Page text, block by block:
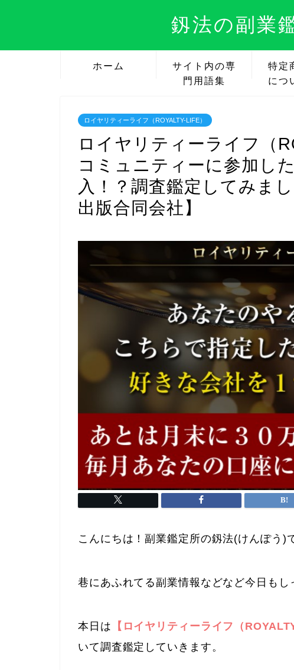
釼法の副業
ホーム
サイト内の専
門用語集
特定
につ
ロイヤリティーライフ（ROYALTY-LIFE）
ロイヤリティーライフ（
コミュニティーに参加し
入！？調査鑑定してみま
出版合同会社】
こんにちは！副業鑑定所の釼法(けんぽう)
巷にあふれてる副業情報などなど今日もし
本日は 【ロイヤリティーライフ（
いて調査鑑定していきます。